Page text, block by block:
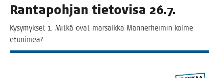
Ran­ta­poh­jan tie­to­vi­sa 26.7.
Kysy­myk­set 1. Mit­kä ovat mar­salk­ka Man­ner­hei­min kol­me
etunimeä?